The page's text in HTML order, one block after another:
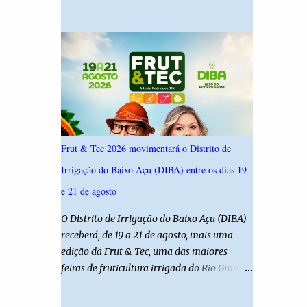
nota, a Polícia Militar manifestou
solidariedade à vítima e aos familiares e
destacou q...
somaram 6,4% e outros 43,8% não
souberam responder. A pesquisa IPSsensus
ouviu 1.500 eleitores em todas as regiões do
Rio Grande do Norte entre os dias 18 e 22 de
junho de 2026. O levantamento possui
margem de erro de 2,5 pontos percentuais e
nível de confiança de 95%. Registro no TSE:
RN-09520/2026
Frut & Tec 2026 movimentará o Distrito de
Irrigação do Baixo Açu (DIBA) entre os dias 19
e 21 de agosto
O Distrito de Irrigação do Baixo Açu (DIBA)
receberá, de 19 a 21 de agosto, mais uma
edição da Frut & Tec, uma das maiores
feiras de fruticultura irrigada do Rio Grande